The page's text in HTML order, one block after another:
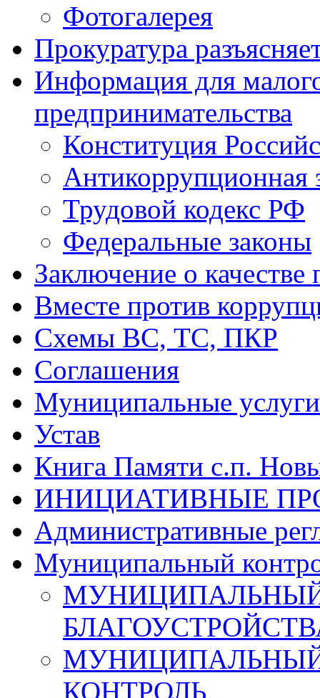
Фотогалерея
Прокуратура
Информация для
предпринимательства
Конституция
Антикоррупционная
Трудовой кодекс РФ
Федеральные законы
Заключение о качестве
Вместе против
Схемы ВС, ТС, ПКР
Соглашения
Муниципальные
Устав
Книга Памяти с.п.
ИНИЦИАТИВНЫЕ
Административные
Муниципальный
КОНТРОЛЬ